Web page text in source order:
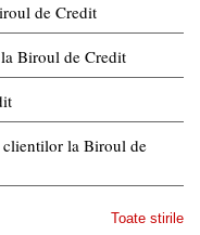
de Credit
Biroul de Credit
clientilor la Biroul de
Toate stirile